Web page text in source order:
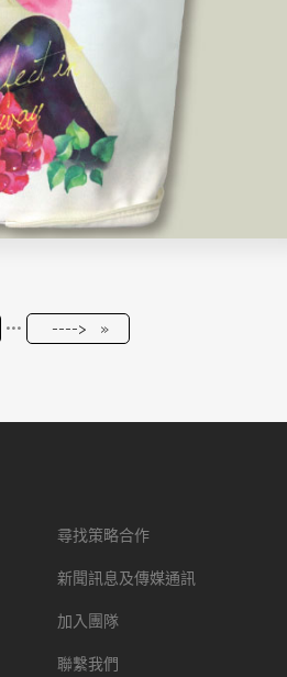
••• ----> »
尋找策略合作
新聞訊息及傳媒通訊
加入團隊
聯繫我們